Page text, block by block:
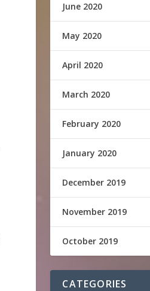
June 2020
May 2020
April 2020
March 2020
February 2020
January 2020
December 2019
November 2019
October 2019
CATEGORIES